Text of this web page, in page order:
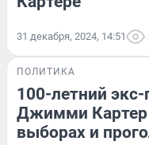
31 декабря, 2024, 14:51
ПОЛИТИКА
100-летний
Джимми Картер
выборах и